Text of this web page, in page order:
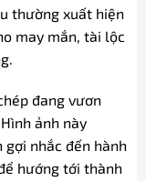
thường xuất hiện
may mắn, tài lộc
đang vươn
ảnh này
nhắc đến hành
hướng tới thành